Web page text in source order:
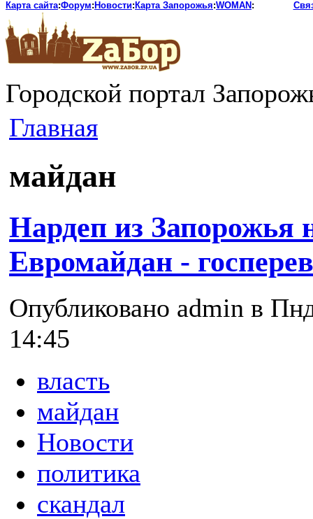
Карта сайта:Форум: Новости: Карта Запорожья:WOMAN :
Городской портал
Главная
майдан
Нардеп из Запорожья
Евромайдан -
Опубликовано admin в
14:45
власть
майдан
Новости
политика
скандал